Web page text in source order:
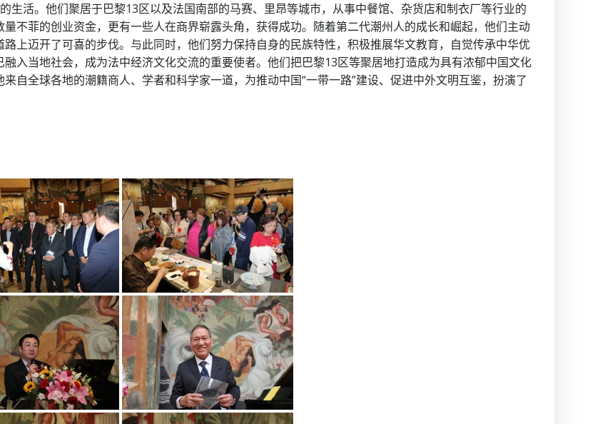
生活。他们聚居于巴黎13区以及法国南部的马赛、里昂等城市，从事中餐馆、杂货店和制衣厂等行业的
不菲的创业资金，更有一些人在商界崭露头角，获得成功。随着第二代潮州人的成长和崛起，他们主动
上迈开了可喜的步伐。与此同时，他们努力保持自身的民族特性，积极推展华文教育，自觉传承中华优
入当地社会，成为法中经济文化交流的重要使者。他们把巴黎13区等聚居地打造成为具有浓郁中国文化
自全球各地的潮籍商人、学者和科学家一道，为推动中国“一带一路”建设、促进中外文明互鉴，扮演了